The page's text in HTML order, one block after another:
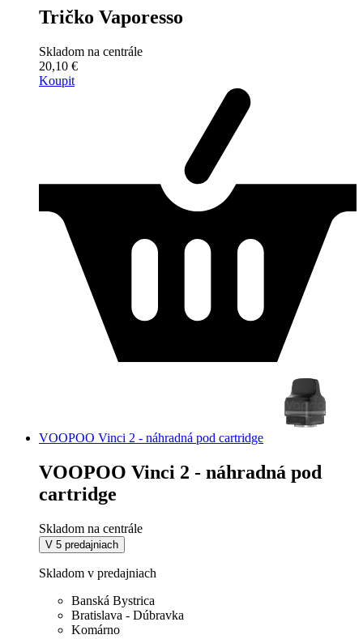
Tričko Vaporesso
Skladom na centrále
20,10 €
Koupit
VOOPOO Vinci 2 - náhradná pod cartridge
VOOPOO Vinci 2 - náhradná pod
cartridge
Skladom na centrále
V 5 predajniach
Skladom v predajniach
Banská Bystrica
Bratislava - Dúbravka
Komárno